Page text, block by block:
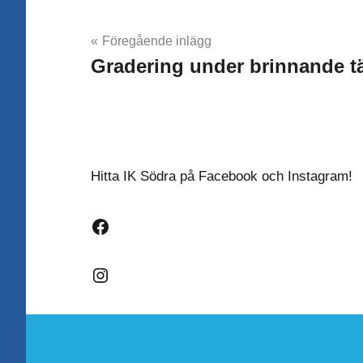
Inläggsnavigering
Föregående inlägg
Gradering under brinnande
Hitta IK Södra på Facebook och Instagram!
Facebook
Instagram